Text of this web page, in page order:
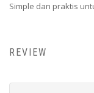
Simple dan praktis
REVIEW